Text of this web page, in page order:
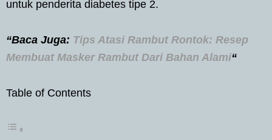
untuk penderita diabetes tipe 2.
“Baca Juga: Tips Atasi Rambut Rontok: Resep
Membuat Masker Rambut Dari Bahan Alami“
Table of Contents